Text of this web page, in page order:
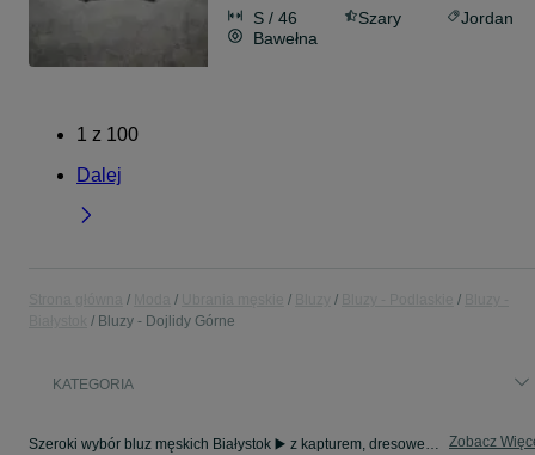
S / 46 Szary
Jordan
Bawełna
1 z 100
Dalej
Bluzy - Dojlidy Górne
KATEGORIA
Szeroki wybór bluz męskich Białystok ▶️ z kapturem, dresowe, oversize i z nadrukiem ✅ Nowe i używane w atrakcyjnych cenach ✌ Znajdź oferty na OLX.pl! Zobacz